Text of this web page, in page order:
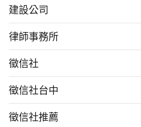
建設公司
律師事務所
徵信社
徵信社台中
徵信社推薦